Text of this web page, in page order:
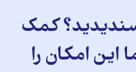
کمک
این امکان را